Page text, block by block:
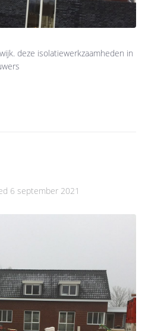
deze isolatiewerkzaamheden in
6 september 2021